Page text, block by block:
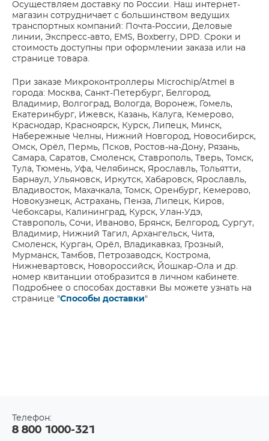
Осуществляем доставку по России. Наш интернет-
магазин сотрудничает с большинством ведущих
транспортных компаний: Почта-России, Деловые
линии, Экспресс-авто, EMS, Boxberry, DPD. Сроки и
стоимость доступны при оформлении заказа или на
странице товара.
При заказе Микроконтроллеры Microchip/Atmel в
города: Москва, Санкт-Петербург, Белгород,
Владимир, Волгоград, Вологда, Воронеж, Гомель,
Екатеринбург, Ижевск, Казань, Калуга, Кемерово,
Краснодар, Красноярск, Курск, Липецк, Минск,
Набережные Челны, Нижний Новгород, Новосибирск,
Омск, Орёл, Пермь, Псков, Ростов-на-Дону, Рязань,
Самара, Саратов, Смоленск, Ставрополь, Тверь, Томск,
Тула, Тюмень, Уфа, Челябинск, Ярославль, Тольятти,
Барнаул, Ульяновск, Иркутск, Хабаровск, Ярославль,
Владивосток, Махачкала, Томск, Оренбург, Кемерово,
Новокузнецк, Астрахань, Пенза, Липецк, Киров,
Чебоксары, Калининград, Курск, Улан-Удэ,
Ставрополь, Сочи, Иваново, Брянск, Белгород, Сургут,
Владимир, Нижний Тагил, Архангельск, Чита,
Смоленск, Курган, Орёл, Владикавказ, Грозный,
Мурманск, Тамбов, Петрозаводск, Кострома,
Нижневартовск, Новороссийск, Йошкар-Ола и др.
номер квитанции отобразится в личном кабинете.
Подробнее о способах доставки Вы можете узнать на
странице "Способы доставки"
Телефон:
8 800 1000-321